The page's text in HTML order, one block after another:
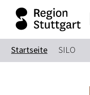
Startseite SILO